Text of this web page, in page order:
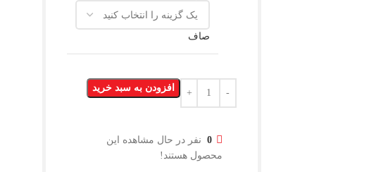
صاف
افزودن به سبد خرید
0
نفر در حال مشاهده این
محصول هستند!